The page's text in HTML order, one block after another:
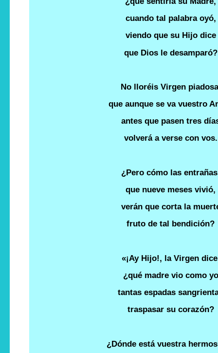
cuando tal palabra oyó,
viendo que su Hijo dice
que Dios le desamparó?
No lloréis Virgen
que aunque se va vuestro
antes que pasen tres
volverá a verse con vos.
¿Pero cómo las
que nueve meses vivió,
verán que corta la
fruto de tal bendición?
«¡Ay Hijo!, la Virgen
¿qué madre vio como yo
tantas espadas
traspasar su corazón?
¿Dónde está vuestra